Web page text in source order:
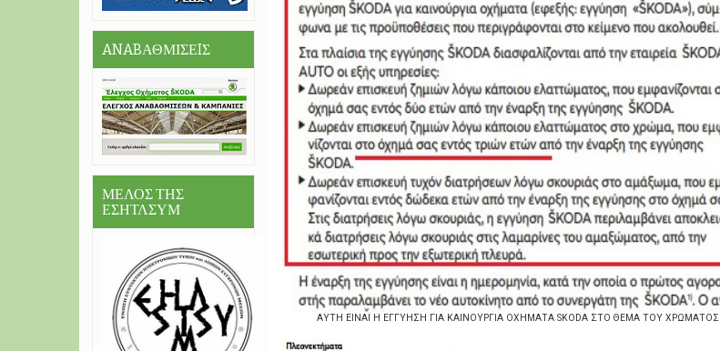
AYTH EINAI H EΓΓΥΗΣΗ ΓΙΑ ΚΑΙΝΟΥΡΓΙΑ ΟΧΗΜΑΤΑ SKODA ΣΤΟ ΘΕΜΑ ΤΟΥ ΧΡΩΜΑΤΟΣ
ANABΑΘΜΙΣΕIΣ
ΜΕΛΟΣ ΤΗΣ
ΕΣΗΤΛΣΥΜ